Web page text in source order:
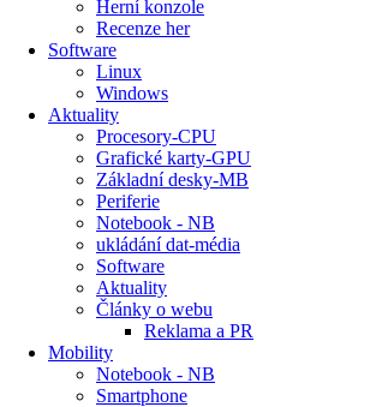
Herní konzole
Recenze her
Software
Linux
Windows
Aktuality
Procesory-CPU
Grafické karty-GPU
Základní desky-MB
Periferie
Notebook - NB
ukládání dat-média
Software
Aktuality
Články o webu
Reklama a PR
Mobility
Notebook - NB
Smartphone